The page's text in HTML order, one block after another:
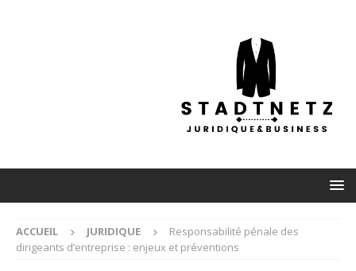
ACCUEIL JURIDIQUE
Responsabilité pénale des
dirigeants d’entreprise : enjeux et préventions